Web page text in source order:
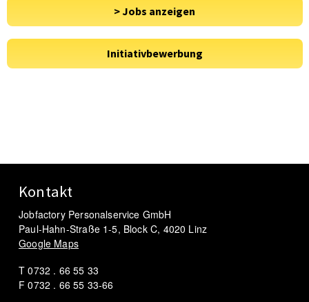
Kontakt
Jobfactory Personalservice GmbH
Paul-Hahn-Straße 1-5, Block C, 4020 Linz
Google Maps
T 0732 . 66 55 33
F 0732 . 66 55 33-66